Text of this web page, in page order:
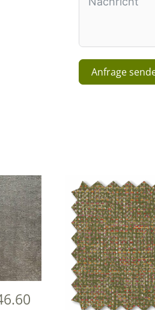
Anfrage
a
t
i
v
e
: